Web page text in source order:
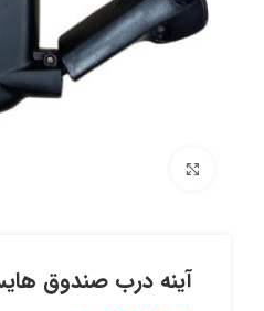
آينه درب صندوق هايس